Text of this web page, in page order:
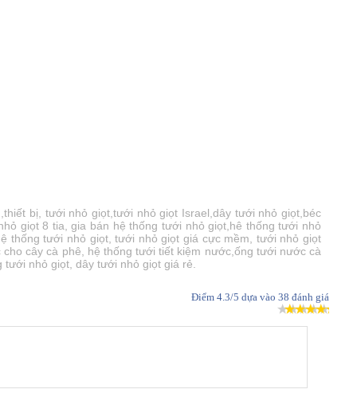
bị, tưới nhỏ giọt,tưới nhỏ giọt Israel,dây tưới nhỏ giọt,béc
giọt 8 tia, gia bán hệ thống tưới nhỏ giọt,hê thống tưới nhỏ
thống tưới nhỏ giọt, tưới nhỏ giọt giá cực mềm, tưới nhỏ giọt
cây cà phê, hệ thống tưới tiết kiệm nước,ống tưới nước cà
nhỏ giọt, dây tưới nhỏ giọt giá rẻ.
Điểm 4.3/5 dựa vào 38 đánh giá